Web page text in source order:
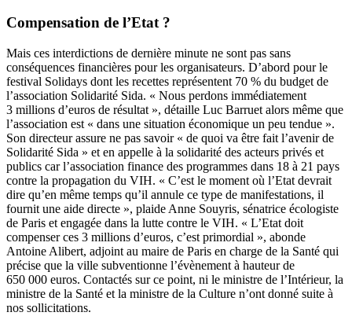
Compensation de l’Etat ?
Mais ces interdictions de dernière minute ne sont pas sans
conséquences financières pour les organisateurs. D’abord pour le
festival Solidays dont les recettes représentent 70 % du budget de
l’association Solidarité Sida. « Nous perdons immédiatement
3 millions d’euros de résultat », détaille Luc Barruet alors même que
l’association est « dans une situation économique un peu tendue ».
Son directeur assure ne pas savoir « de quoi va être fait l’avenir de
Solidarité Sida » et en appelle à la solidarité des acteurs privés et
publics car l’association finance des programmes dans 18 à 21 pays
contre la propagation du VIH. « C’est le moment où l’Etat devrait
dire qu’en même temps qu’il annule ce type de manifestations, il
fournit une aide directe », plaide Anne Souyris, sénatrice écologiste
de Paris et engagée dans la lutte contre le VIH. « L’Etat doit
compenser ces 3 millions d’euros, c’est primordial », abonde
Antoine Alibert, adjoint au maire de Paris en charge de la Santé qui
précise que la ville subventionne l’évènement à hauteur de
650 000 euros. Contactés sur ce point, ni le ministre de l’Intérieur, la
ministre de la Santé et la ministre de la Culture n’ont donné suite à
nos sollicitations.